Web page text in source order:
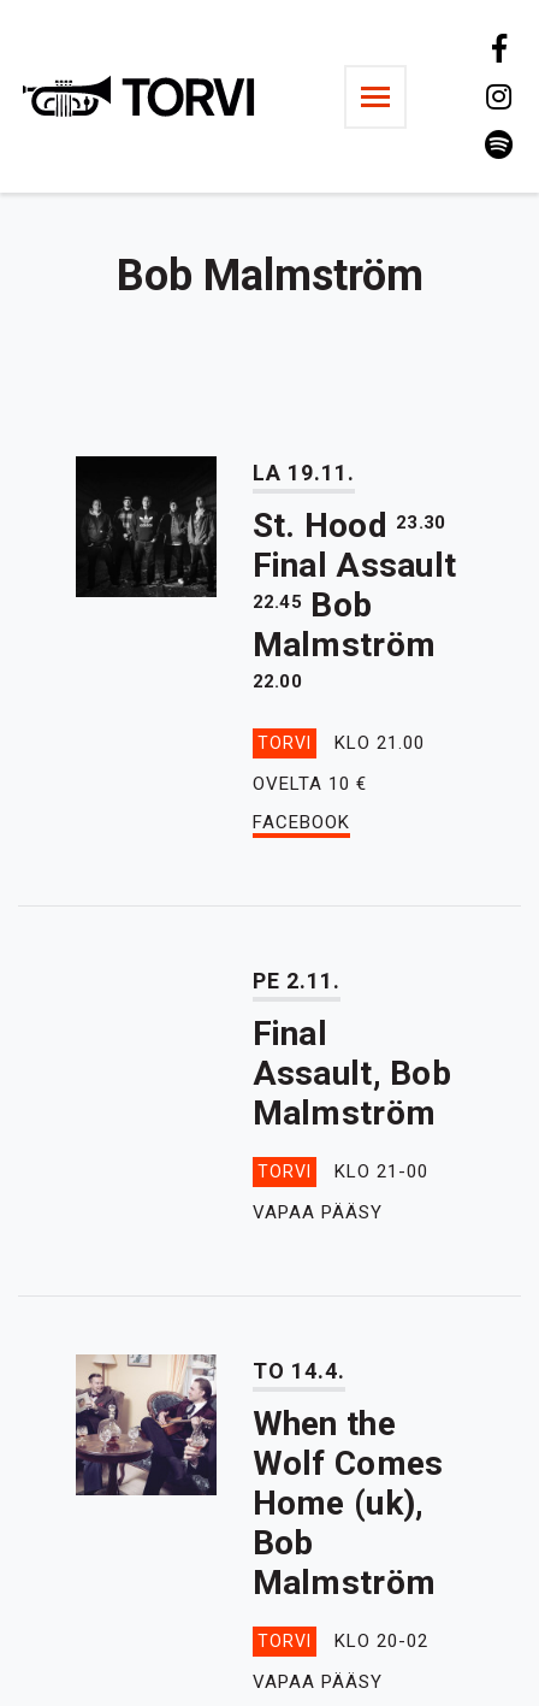
Ravintola Torvi
Bob Malmström
LA 19.11.
St. Hood 23.30
Final Assault
22.45 Bob
Malmström
22.00
TORVI
KLO 21.00
OVELTA 10 €
FACEBOOK
PE 2.11.
Final
Assault, Bob
Malmström
TORVI
KLO 21-00
VAPAA PÄÄSY
TO 14.4.
When the
Wolf Comes
Home (uk),
Bob
Malmström
TORVI
KLO 20-02
VAPAA PÄÄSY